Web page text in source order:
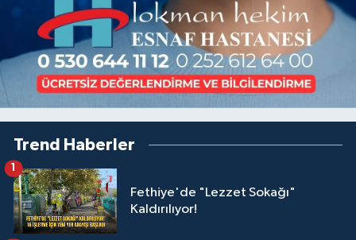
Trend Haberler
Fethiye'de "Lezzet Sokağı"
Kaldırılıyor!
1